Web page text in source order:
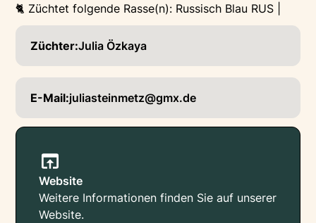
🐈 Züchtet folgende Rasse(n): Russisch Blau RUS |
Züchter:Julia Özkaya
E-Mail:juliasteinmetz@gmx.de
Website
Weitere Informationen finden Sie auf unserer
Website.